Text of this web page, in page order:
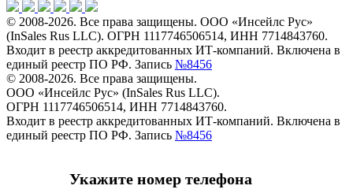
© 2008-2026. Все права защищены. ООО «Инсейлс Рус»
(InSales Rus LLC). ОГРН 1117746506514, ИНН 7714843760.
Входит в реестр аккредитованных ИТ-компаний. Включена в
единый реестр ПО РФ. Запись №8456
© 2008-2026. Все права защищены.
ООО «Инсейлс Рус» (InSales Rus LLC).
ОГРН 1117746506514, ИНН 7714843760.
Входит в реестр аккредитованных ИТ-компаний. Включена в
единый реестр ПО РФ. Запись №8456
Укажите номер телефона